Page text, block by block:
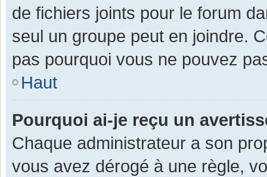
de fichiers joints pour le forum
seul un groupe peut en joindre.
pas pourquoi vous ne pouvez
Haut
Pourquoi ai-je reçu un
Chaque administrateur a son
vous avez dérogé à une règle,